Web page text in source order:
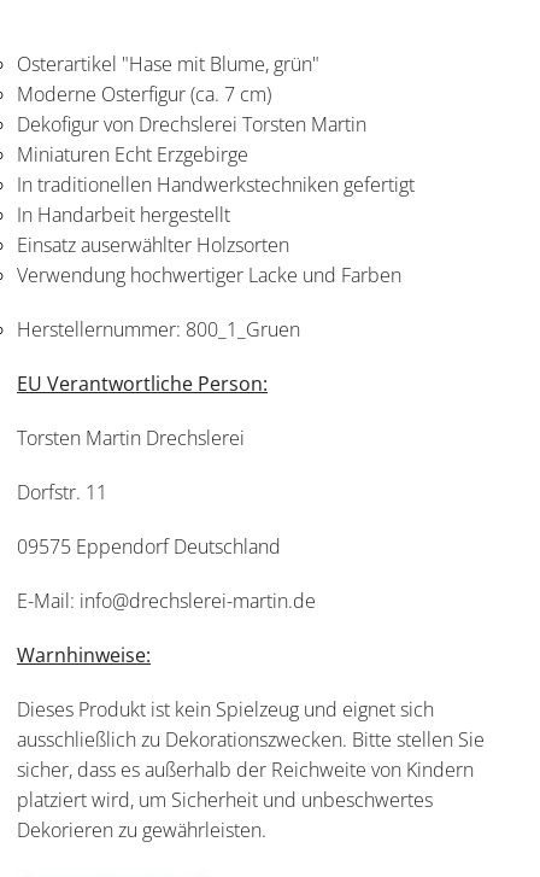
Osterartikel "Hase mit Blume, grün"
Moderne Osterfigur (ca. 7 cm)
Dekofigur von Drechslerei Torsten Martin
Miniaturen Echt Erzgebirge
In traditionellen Handwerkstechniken gefertigt
In Handarbeit hergestellt
Einsatz auserwählter Holzsorten
Verwendung hochwertiger Lacke und Farben
Herstellernummer: 800_1_Gruen
EU Verantwortliche Person:
Torsten Martin Drechslerei
Dorfstr. 11
09575 Eppendorf Deutschland
E-Mail: info@drechslerei-martin.de
Warnhinweise:
Dieses Produkt ist kein Spielzeug und eignet sich
ausschließlich zu Dekorationszwecken. Bitte stellen Sie
sicher, dass es außerhalb der Reichweite von Kindern
platziert wird, um Sicherheit und unbeschwertes
Dekorieren zu gewährleisten.